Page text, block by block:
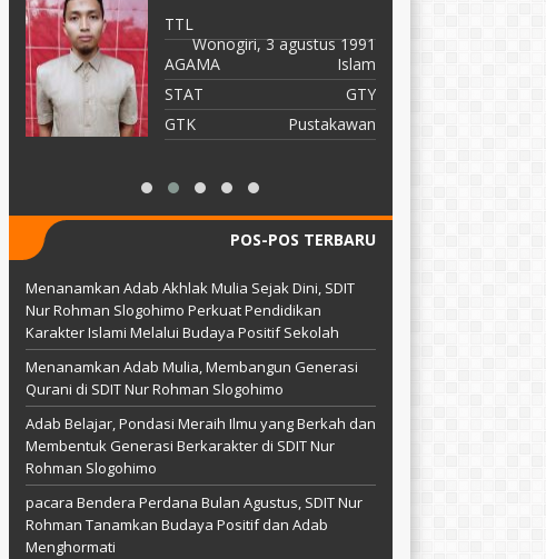
TTL
Wonogiri, 3 agustus 1991
AGAMA
Islam
STAT
GTY
GTK
Pustakawan
POS-POS TERBARU
Menanamkan Adab Akhlak Mulia Sejak Dini, SDIT
Nur Rohman Slogohimo Perkuat Pendidikan
Karakter Islami Melalui Budaya Positif Sekolah
Menanamkan Adab Mulia, Membangun Generasi
Qurani di SDIT Nur Rohman Slogohimo
Adab Belajar, Pondasi Meraih Ilmu yang Berkah dan
Membentuk Generasi Berkarakter di SDIT Nur
Rohman Slogohimo
pacara Bendera Perdana Bulan Agustus, SDIT Nur
Rohman Tanamkan Budaya Positif dan Adab
Menghormati